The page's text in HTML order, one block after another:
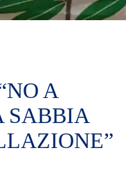
A
SABBIA